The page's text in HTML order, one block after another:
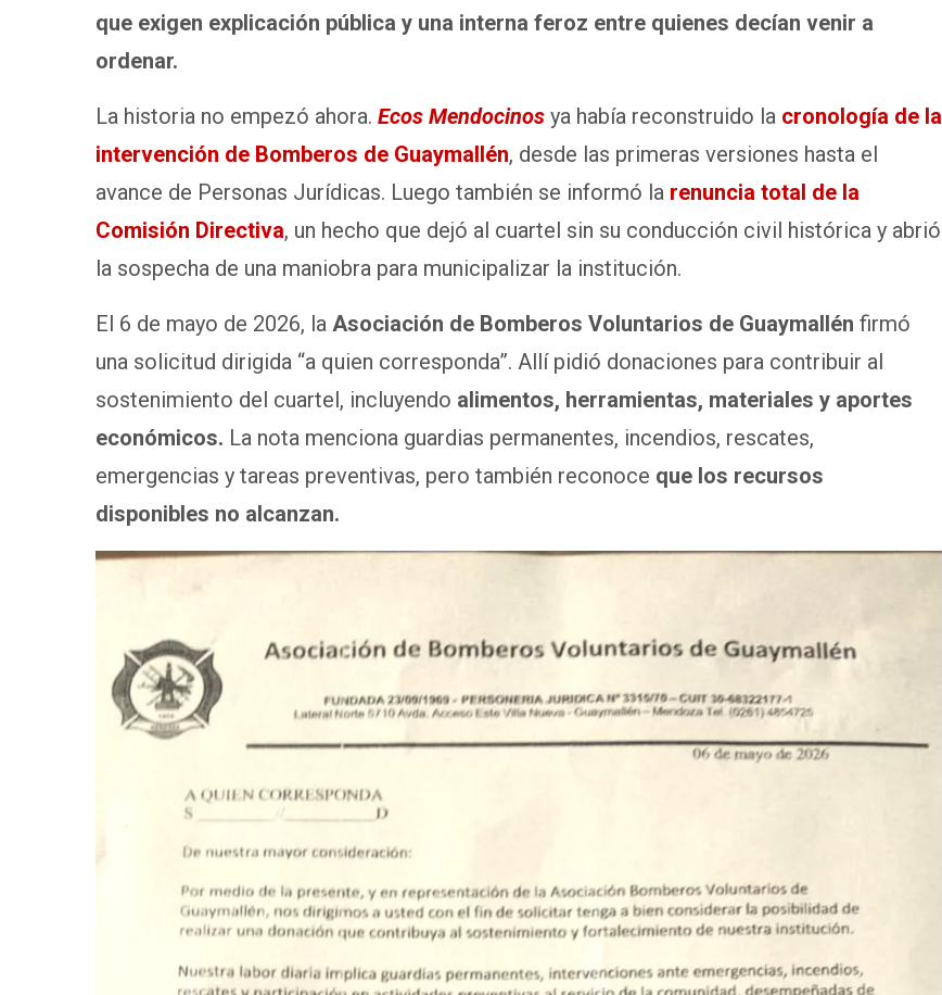
que exigen explicación pública y una interna feroz entre quienes decían venir a
ordenar.
La historia no empezó ahora. Ecos Mendocinos ya había reconstruido la cronología de la
intervención de Bomberos de Guaymallén, desde las primeras versiones hasta el
avance de Personas Jurídicas. Luego también se informó la renuncia total de la
Comisión Directiva, un hecho que dejó al cuartel sin su conducción civil histórica y abrió
la sospecha de una maniobra para municipalizar la institución.
El 6 de mayo de 2026, la Asociación de Bomberos Voluntarios de Guaymallén firmó
una solicitud dirigida “a quien corresponda”. Allí pidió donaciones para contribuir al
sostenimiento del cuartel, incluyendo alimentos, herramientas, materiales y aportes
económicos. La nota menciona guardias permanentes, incendios, rescates,
emergencias y tareas preventivas, pero también reconoce que los recursos
disponibles no alcanzan.